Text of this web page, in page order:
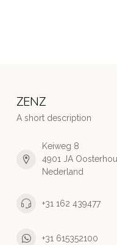
ZENZ
A short description
Keiweg 8
4901 JA
Nederland
+31 162 439477
+31 615352100